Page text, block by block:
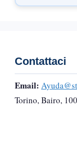
Contattaci
Email:
Torino, Bairo,